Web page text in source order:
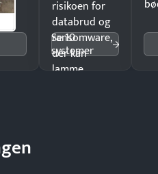
risikoen for
databrud og
ransomware,
der kan
lamme
Se 10
systemer